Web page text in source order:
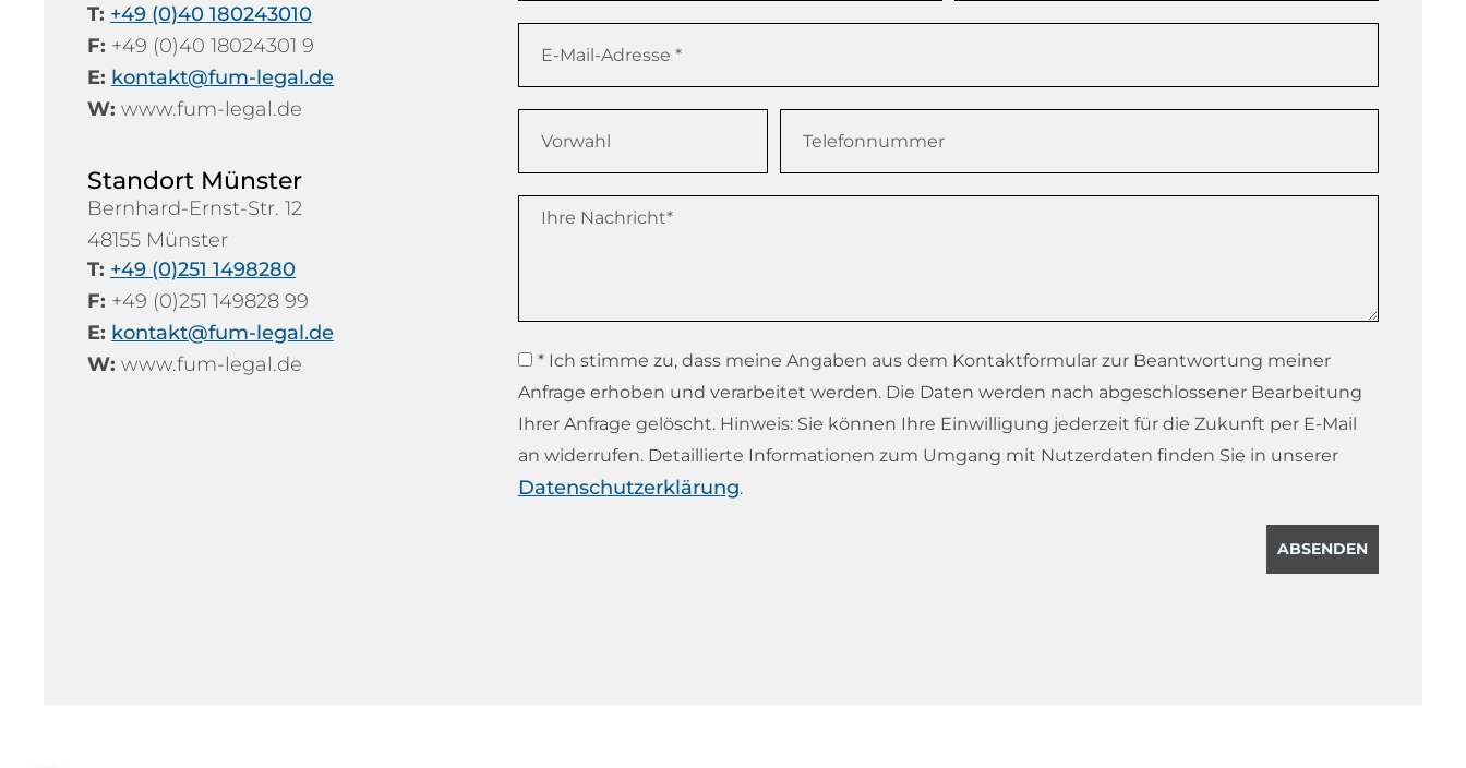
T: +49 (0)40 180243010
F: +49 (0)40 18024301 9
E: kontakt@fum-legal.de
W: www.fum-legal.de
Standort Münster
Bernhard-Ernst-Str. 12
48155 Münster
T: +49 (0)251 1498280
F: +49 (0)251 149828 99
E: kontakt@fum-legal.de
W: www.fum-legal.de
* Ich stimme zu, dass meine Angaben aus dem Kontaktformular zur Beantwortung meiner
Anfrage erhoben und verarbeitet werden. Die Daten werden nach abgeschlossener Bearbeitung
Ihrer Anfrage gelöscht. Hinweis: Sie können Ihre Einwilligung jederzeit für die Zukunft per E-Mail
an widerrufen. Detaillierte Informationen zum Umgang mit Nutzerdaten finden Sie in unserer
Datenschutzerklärung.
ABSENDEN